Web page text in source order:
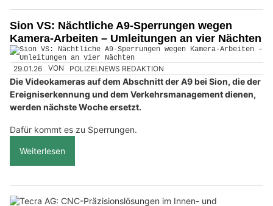
Sion VS: Nächtliche A9-Sperrungen wegen
Kamera-Arbeiten – Umleitungen an vier Nächten
29.01.26 VON POLIZEI.NEWS REDAKTION
Die Videokameras auf dem Abschnitt der A9 bei Sion, die der
Ereigniserkennung und dem Verkehrsmanagement dienen,
werden nächste Woche ersetzt.
Dafür kommt es zu Sperrungen.
Weiterlesen